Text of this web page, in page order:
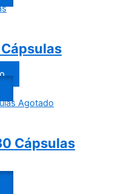
Agotado
Cápsulas